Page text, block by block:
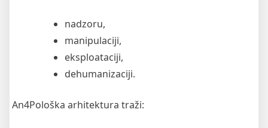
nadzoru,
manipulaciji,
eksploataciji,
dehumanizaciji.
An4Pološka arhitektura traži: